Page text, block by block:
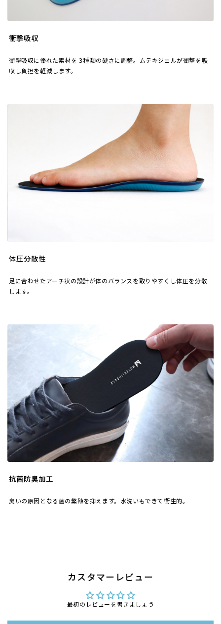
衝撃吸収
衝撃吸収に優れた素材を３種類の硬さに調整。ムテキジェルが衝撃を吸
収し負担を軽減します。
体圧分散性
足に合わせたアーチ状の設計が体のバランスを取りやすくし体圧を分散
します。
抗菌防臭加工
臭いの原因となる菌の繁殖を抑えます。水洗いもできて衛生的。
カスタマーレビュー
最初のレビューを書きましょう